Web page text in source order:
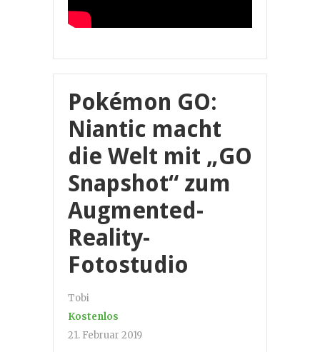
Pokémon GO:
Niantic macht
die Welt mit „GO
Snapshot“ zum
Augmented-
Reality-
Fotostudio
Tobi
Kostenlos
21. Februar 2019